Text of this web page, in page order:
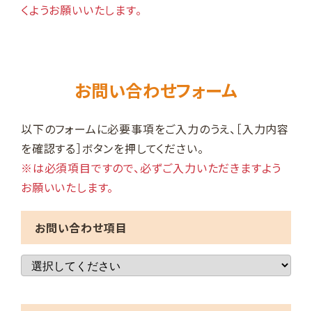
くようお願いいたします。
お問い合わせフォーム
以下のフォームに必要事項をご入力のうえ、［入力内容
を確認する］ボタンを押してください。
※は必須項目ですので、必ずご入力いただきますよう
お願いいたします。
お問い合わせ項目